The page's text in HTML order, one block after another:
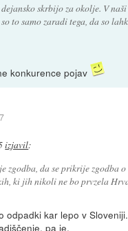
skrbijo za okolje. V
to samo zaradi tega, da so
konkurence pojav
izjavil:
zgodba, da se prikrije zgodba o
ki jih nikoli ne bo prvzela
odpadki kar lepo v
pa je.